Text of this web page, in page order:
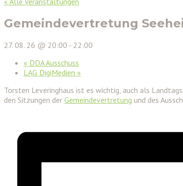
Gemeindevertretung
27. 08. 26 @ 20:00 - 22:00
« DDA Ausschuss
LAG DigiMedien »
Torsten Leveringhaus ist es wichtig, auch als
den Sitzungen der Gemeindevertretung und des